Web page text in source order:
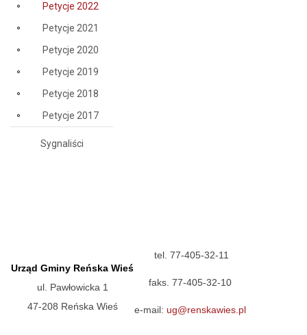
Petycje 2022
Petycje 2021
Petycje 2020
Petycje 2019
Petycje 2018
Petycje 2017
Sygnaliści
Urząd Gminy Reńska Wieś
ul. Pawłowicka 1
47-208 Reńska Wieś
tel. 77-405-32-11
faks. 77-405-32-10
e-mail: ug@renskawies.pl